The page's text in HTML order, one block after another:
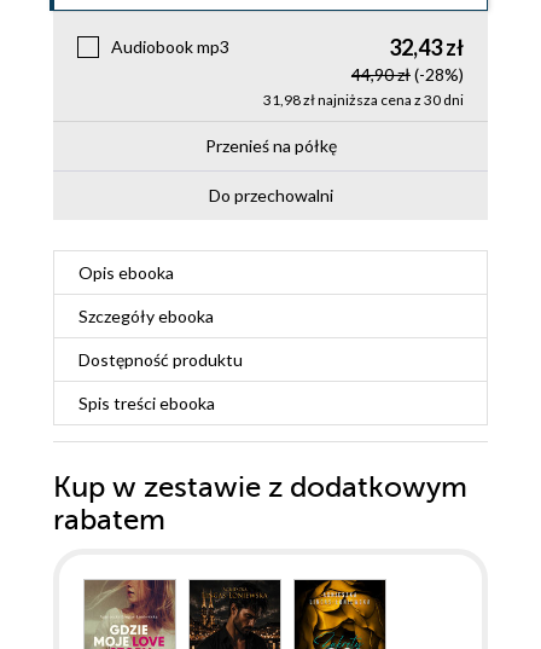
Audiobook mp3 32,43 zł
44,90 zł(-28%)
31,98 zł najniższa cena z 30 dni
Przenieś na półkę
Do przechowalni
Opis ebooka
Szczegółyebooka
Dostępność produktu
Spis treściebooka
Kup w zestawie z dodatkowym
rabatem